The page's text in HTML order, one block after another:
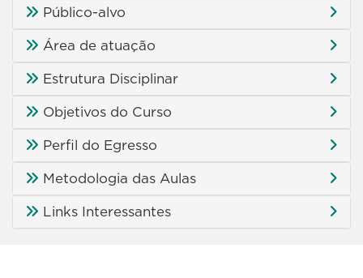
Público-alvo
Área de atuação
Estrutura Disciplinar
Objetivos do Curso
Perfil do Egresso
Metodologia das Aulas
Links Interessantes